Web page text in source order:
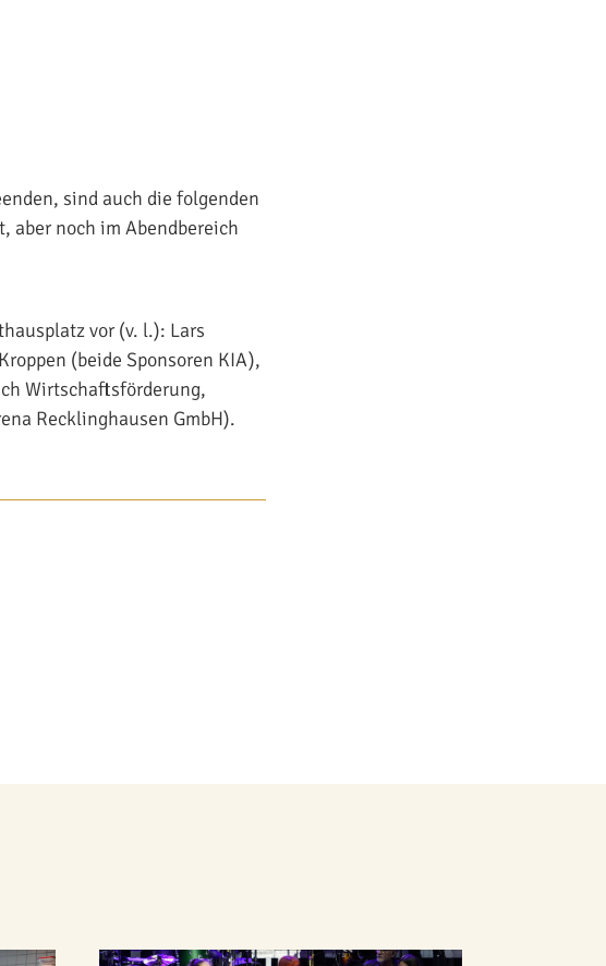
sind auch die folgenden
aber noch im Abendbereich
vor (v. l.): Lars
(beide Sponsoren KIA),
Wirtschaftsförderung,
Recklinghausen GmbH).